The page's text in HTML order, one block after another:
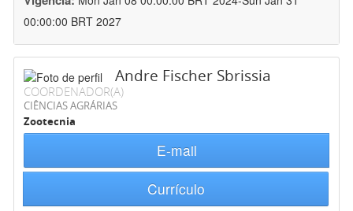
00:00:00 BRT 2027
Andre Fischer Sbrissia
COORDENADOR(A)
CIÊNCIAS AGRÁRIAS
Zootecnia
E-mail
Currículo